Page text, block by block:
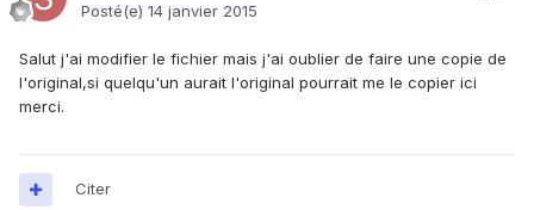
Posté(e) 14 janvier 2015
Salut j'ai modifier le fichier mais j'ai oublier de faire une copie de
l'original,si quelqu'un aurait l'original pourrait me le copier ici
merci.
Citer